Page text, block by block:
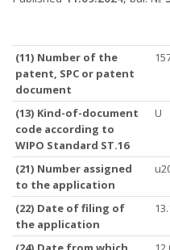
(11) Number of the
patent, SPC or patent
document
(13) Kind-of-document
code according to
WIPO Standard ST.16
U
(21) Number assigned
to the application
(22) Date of filing of
the application